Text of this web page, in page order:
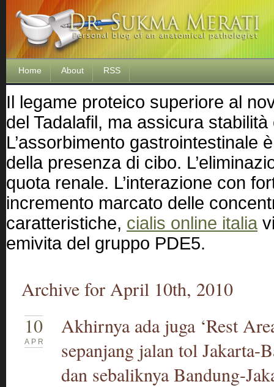
Home About RSS
Il legame proteico superiore al
del Tadalafil, ma assicura
L’assorbimento gastrointestinale
della presenza di cibo.
quota renale. L’interazione con
incremento marcato delle
caratteristiche, cialis online italia
emivita del gruppo PDE5.
Archive for April 10th, 2010
10
APR
Akhirnya ada juga ‘Rest
sepanjang jalan tol Jakarta-
dan sebaliknya Bandung-